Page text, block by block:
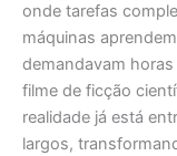
onde tarefas
máquinas
demandavam
filme de ficção
realidade já está
largos,